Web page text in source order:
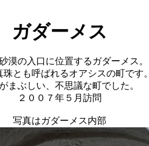
ガダーメス
漠の入口に位置するガダーメス。
珠とも呼ばれるオアシスの町です。
まぶしい、不思議な町でした。
２００７年５月訪問
写真はガダーメス内部